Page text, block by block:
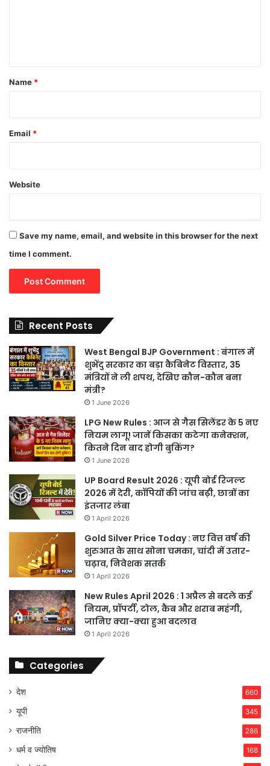
*
Name *
Email *
Website
Save my name, email, and website in this browser for the next
time I comment.
Recent Posts
West Bengal BJP Government : बंगाल में
शुभेंदु सरकार का बड़ा कैबिनेट विस्तार, 35
मंत्रियों ने ली शपथ, देखिए कौन-कौन बना
मंत्री?
1 June 2026
LPG New Rules : आज से गैस सिलेंडर के 5 नए
नियम लागू! जानें किसका कटेगा कनेक्शन,
कितने दिन बाद होगी बुकिंग?
1 June 2026
UP Board Result 2026 : यूपी बोर्ड रिजल्ट
2026 में देरी, कॉपियों की जांच बढ़ी, छात्रों का
इंतजार लंबा
1 April 2026
Gold Silver Price Today : नए वित्त वर्ष की
शुरुआत के साथ सोना चमका, चांदी में उतार-
चढ़ाव, निवेशक सतर्क
1 April 2026
New Rules April 2026 : 1 अप्रैल से बदले कई
नियम, प्रॉपर्टी, टोल, कैब और शराब महंगी,
जानिए क्या-क्या हुआ बदलाव
1 April 2026
Categories
देश 660
यूपी 345
राजनीति 286
धर्म व ज्योतिष 168